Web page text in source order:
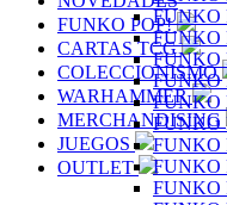
FUNKO POP!
CARTAS TCG
COLECCIONISMO
WARHAMMER
MERCHANDISING
JUEGOS
OUTLET
FUNKO
FUNKO
FUNKO
FUNKO
FUNKO
FUNKO
FUNKO
FUNKO
FUNKO